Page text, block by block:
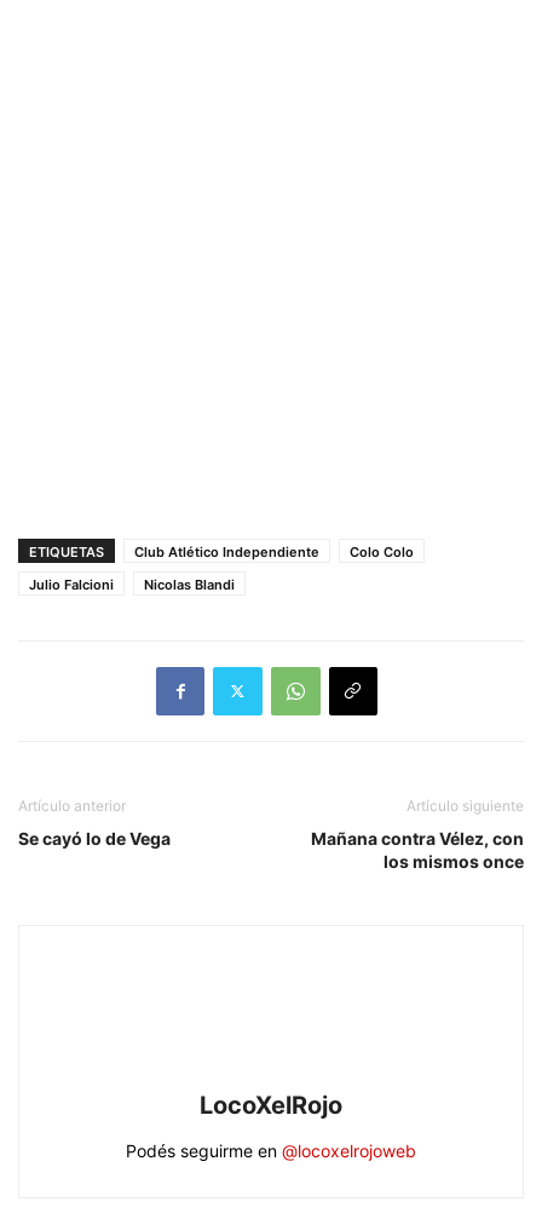
ETIQUETAS Club Atlético Independiente
Colo Colo
Julio Falcioni
Nicolas Blandi
Artículo anterior
Se cayó lo de Vega
Artículo siguiente
Mañana contra Vélez, con
los mismos once
LocoXelRojo
Podés seguirme en @locoxelrojoweb